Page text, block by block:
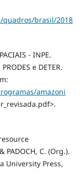
brasil/2018
- INPE.
e DETER.
amazoni
PADOCH, C. (Org.).
University Press,